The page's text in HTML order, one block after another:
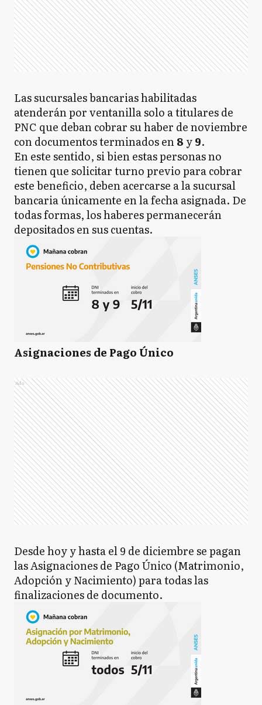
Las sucursales bancarias habilitadas
atenderán por ventanilla solo a titulares de
PNC que deban cobrar su haber de noviembre
con documentos terminados en8 y9.
En este sentido, si bien estas personas no
tienen que solicitar turno previo para cobrar
este beneficio, deben acercarse a la sucursal
bancaria únicamente en la fecha asignada. De
todas formas, los haberes permanecerán
depositados en sus cuentas.
Asignaciones de Pago Único
Ads
Desde hoy y hasta el 9 de diciembre se pagan
las Asignaciones de Pago Único (Matrimonio,
Adopción y Nacimiento) para todas las
finalizaciones de documento.